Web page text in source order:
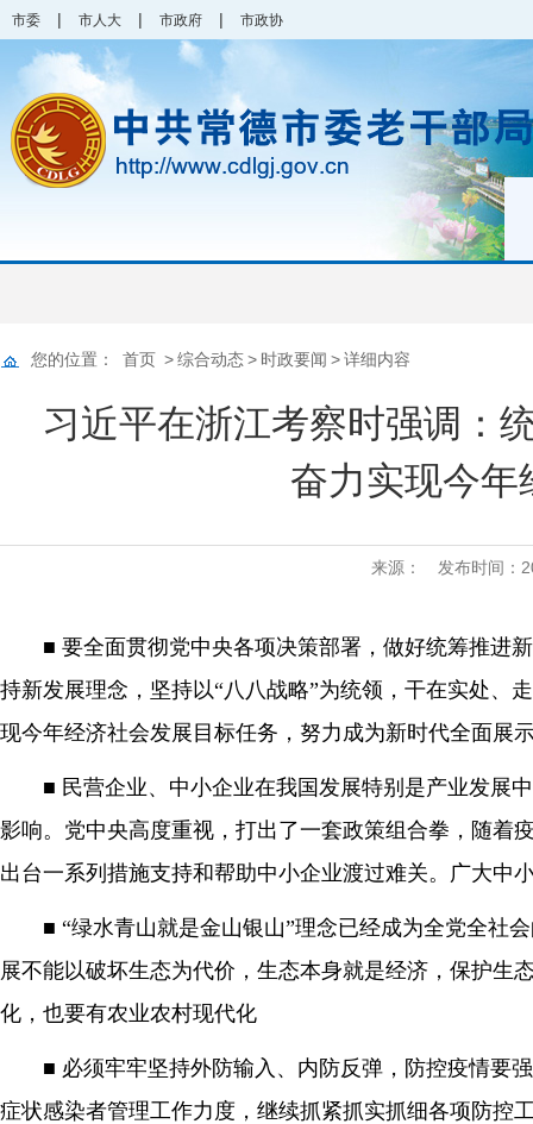
市委 | 市人大 | 市政府 | 市政协
您的位置： 首页 >综合动态> 时政要闻 >详细内容
习近平在浙江考察时强调：
奋力实现今年
来源： 发布时间：
■ 要全面贯彻党中央各项决策部署，做好统筹推进
持新发展理念，坚持以“八八战略”为统领，干在实处、
现今年经济社会发展目标任务，努力成为新时代全面展
■ 民营企业、中小企业在我国发展特别是产业发展
影响。党中央高度重视，打出了一套政策组合拳，随着
出台一系列措施支持和帮助中小企业渡过难关。广大中
■ “绿水青山就是金山银山”理念已经成为全党全社
展不能以破坏生态为代价，生态本身就是经济，保护生
化，也要有农业农村现代化
■ 必须牢牢坚持外防输入、内防反弹，防控疫情要
症状感染者管理工作力度，继续抓紧抓实抓细各项防控